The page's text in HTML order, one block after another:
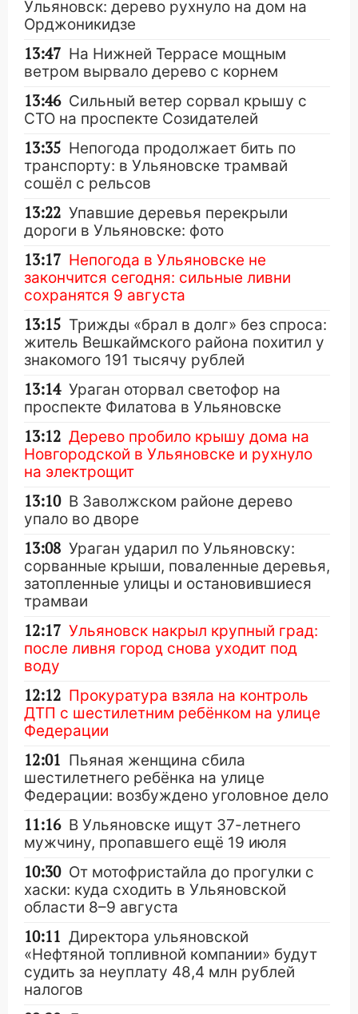
Ульяновск: дерево рухнуло на дом на
Орджоникидзе
13:47 На Нижней Террасе мощным
ветром вырвало дерево с корнем
13:46 Сильный ветер сорвал крышу с
СТО на проспекте Созидателей
13:35 Непогода продолжает бить по
транспорту: в Ульяновске трамвай
сошёл с рельсов
13:22 Упавшие деревья перекрыли
дороги в Ульяновске: фото
13:17 Непогода в Ульяновске не
закончится сегодня: сильные ливни
сохранятся 9 августа
13:15 Трижды «брал в долг» без спроса:
житель Вешкаймского района похитил у
знакомого 191 тысячу рублей
13:14 Ураган оторвал светофор на
проспекте Филатова в Ульяновске
13:12 Дерево пробило крышу дома на
Новгородской в Ульяновске и рухнуло
на электрощит
13:10 В Заволжском районе дерево
упало во дворе
13:08 Ураган ударил по Ульяновску:
сорванные крыши, поваленные деревья,
затопленные улицы и остановившиеся
трамваи
12:17 Ульяновск накрыл крупный град:
после ливня город снова уходит под
воду
12:12 Прокуратура взяла на контроль
ДТП с шестилетним ребёнком на улице
Федерации
12:01 Пьяная женщина сбила
шестилетнего ребёнка на улице
Федерации: возбуждено уголовное дело
11:16 В Ульяновске ищут 37-летнего
мужчину, пропавшего ещё 19 июля
10:30 От мотофристайла до прогулки с
хаски: куда сходить в Ульяновской
области 8–9 августа
10:11 Директора ульяновской
«Нефтяной топливной компании» будут
судить за неуплату 48,4 млн рублей
налогов